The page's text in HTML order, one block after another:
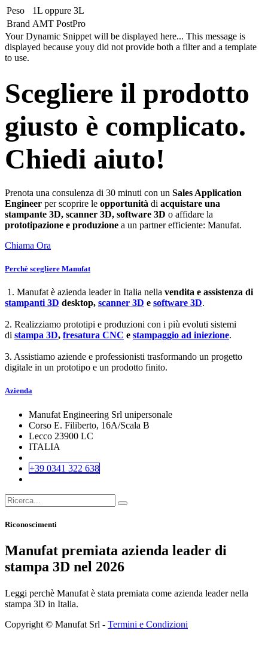
Peso 1L oppure 3L
Brand AMT PostPro
Your Dynamic Snippet will be displayed here... This message is
displayed because youy did not provide both a filter and a template
to use.
Scegliere il prodotto
giusto è complicato.
Chiedi aiuto!
Prenota una consulenza di 30 minuti con un Sales Application
Engineer per scoprire le opportunità di acquistare una
stampante 3D, scanner 3D, software 3D o affidare la
prototipazione e produzione a un partner efficiente: Manufat.
Chiama Ora
Perchè scegliere Manufat
1. Manufat è azienda leader in Italia nella vendita e assistenza di
stampanti 3D desktop, scanner 3D e software 3D.
2. Realizziamo prototipi e produzioni con i più evoluti sistemi
di stampa 3D, fresatura CNC e stampaggio ad iniezione.
3. Assistiamo aziende e professionisti trasformando un progetto
digitale in un prototipo e un prodotto finito.
Azienda
Manufat Engineering Srl unipersonale
Corso E. Filiberto, 16A/Scala B
Lecco 23900 LC
ITALIA
+39 0341 322 638
Riconoscimenti
Manufat premiata azienda leader di
stampa 3D nel 2026
Leggi perchè Manufat è stata premiata come azienda leader nella
stampa 3D in Italia.
Copyright © Manufat Srl - Termini e Condizioni